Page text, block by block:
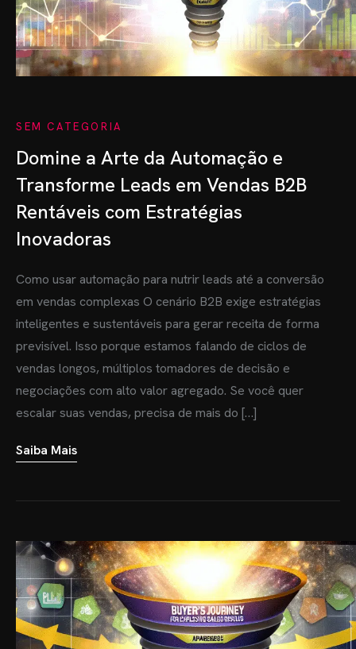
SEM CATEGORIA
Domine a Arte da Automação e
Transforme Leads em Vendas B2B
Rentáveis com Estratégias
Inovadoras
Como usar automação para nutrir leads até a conversão
em vendas complexas O cenário B2B exige estratégias
inteligentes e sustentáveis para gerar receita de forma
previsível. Isso porque estamos falando de ciclos de
vendas longos, múltiplos tomadores de decisão e
negociações com alto valor agregado. Se você quer
escalar suas vendas, precisa de mais do […]
Saiba Mais